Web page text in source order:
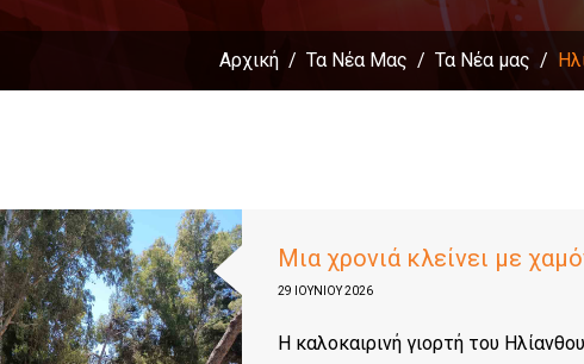
Αρχική Τα Νέα Μας Τα Νέα μας
Μια χρονιά κλείνει με
29 ΙΟΥΝΊΟΥ 2026
Η καλοκαιρινή γιορτή του